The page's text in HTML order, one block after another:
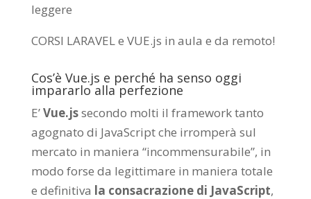
leggere
CORSI LARAVEL e VUE.js in aula e da remoto!
Cos’è Vue.js e perché ha senso oggi
impararlo alla perfezione
E’Vue.jssecondo molti il framework tanto
agognato di JavaScript che irromperà sul
mercato in maniera “incommensurabile”, in
modo forse da legittimare in maniera totale
e definitiva la consacrazione di JavaScript,